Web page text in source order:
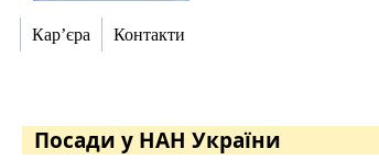
Кар’єра Контакти
Посади у НАН України